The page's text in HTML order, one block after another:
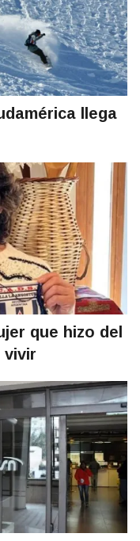
llega
que hizo del
vivir